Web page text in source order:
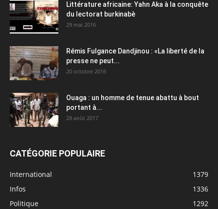
Littérature africaine: Yahn Aka à la conquête
du lectorat burkinabè
29 mai 2016
Rémis Fulgance Dandjinou : «La liberté de la
presse ne peut...
20 octobre 2016
Ouaga : un homme de tenue abattu à bout
portant à...
28 août 2017
CATÉGORIE POPULAIRE
International
1379
Infos
1336
Politique
1292